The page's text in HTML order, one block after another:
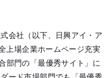
会社（以下、日興アイ・ア
上場企業ホームページ充実
部門の「最優秀サイト」に